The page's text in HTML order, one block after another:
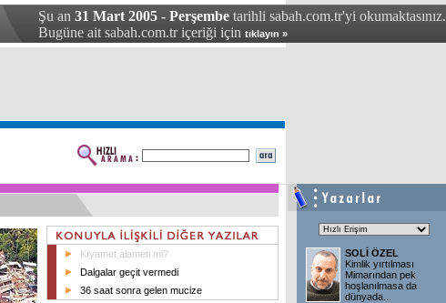
Şu an 31 Mart 2005 - Perşembe tarihli sabah.com.tr'yi okumaktasınız.
Bugüne ait sabah.com.tr içeriği için tıklayın »
Kıyamet alameti mi?
Dalgalar geçit vermedi
36 saat sonra gelen mucize
SOLİ ÖZEL
Kimlik yırtılması
Mimarından pek
hoşlanılmasa da
dünyada...